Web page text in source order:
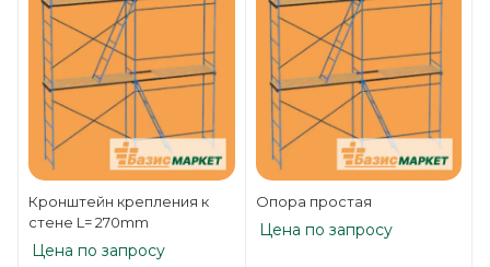
Кронштейн крепления к
стене L= 270mm
Цена по запросу
Опора простая
Цена по запросу